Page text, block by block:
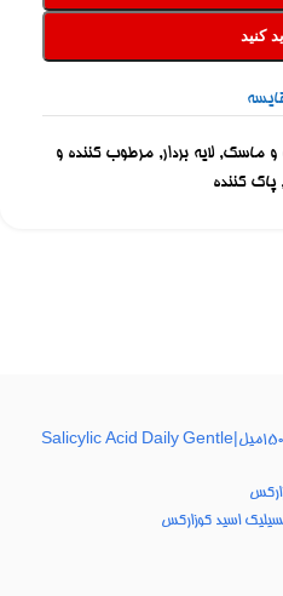
کنید
و ماسک, لایه بردار, مرطوب کننده و
, پاک کننده
شوینده روزانه سالیسیلیک اسید کوزارکس ۱۵۰میل|Salicylic Acid Daily Gentle
اسید کوزارکس